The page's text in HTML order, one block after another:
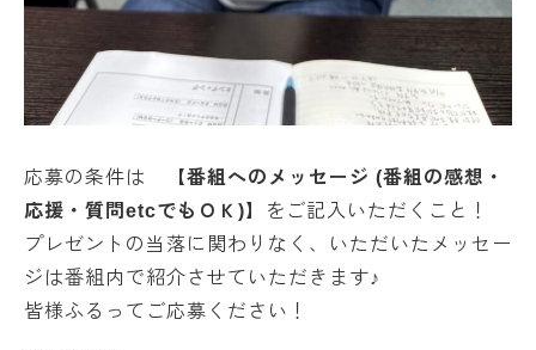
応募の条件は
【番組へのメッセージ (番組の感想・
応援・質問etcでもＯＫ)】
をご記入いただくこと！
プレゼントの当落に関わりなく、いただいたメッセー
ジは番組内で紹介させていただきます♪
皆様ふるってご応募ください！